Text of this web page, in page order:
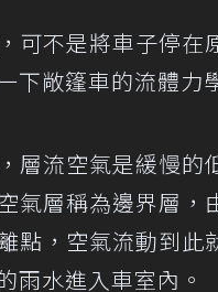
可不是將車子停
下敞篷車的流體力
層流空氣是緩慢
氣層稱為邊界層
點，空氣流動到
雨水進入車室內。